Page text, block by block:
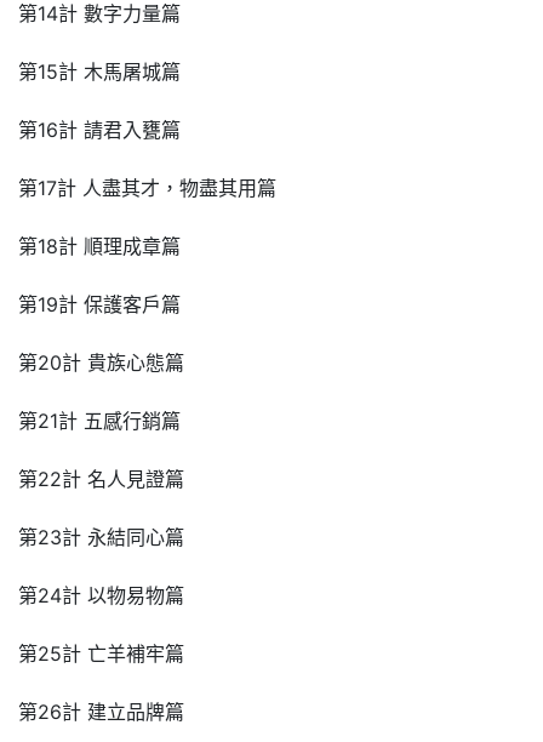
第14計 數字力量篇
第15計 木馬屠城篇
第16計 請君入甕篇
第17計 人盡其才，物盡其用篇
第18計 順理成章篇
第19計 保護客戶篇
第20計 貴族心態篇
第21計 五感行銷篇
第22計 名人見證篇
第23計 永結同心篇
第24計 以物易物篇
第25計 亡羊補牢篇
第26計 建立品牌篇